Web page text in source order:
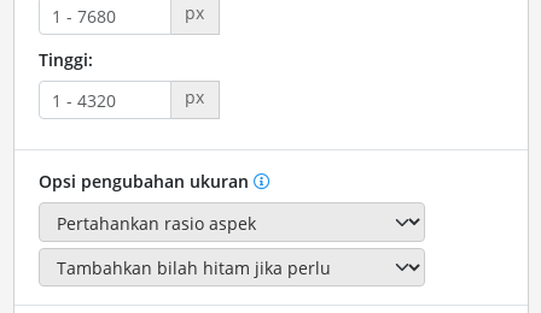
px
Tinggi:
px
Opsi pengubahan ukuran